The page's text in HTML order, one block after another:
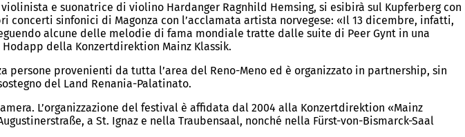
e suonatrice di violino Hardanger Ragnhild Hemsing, si esibirà sul Kupferberg con
sinfonici di Magonza con l’acclamata artista norvegese: «Il 13 dicembre, infatti,
alcune delle melodie di fama mondiale tratte dalle suite di Peer Gynt in una
della Konzertdirektion Mainz Klassik.
persone provenienti da tutta l’area del Reno-Meno ed è organizzato in partnership, sin
del Land Renania-Palatinato.
L’organizzazione del festival è affidata dal 2004 alla Konzertdirektion «Mainz
a St. Ignaz e nella Traubensaal, nonché nella Fürst-von-Bismarck-Saal